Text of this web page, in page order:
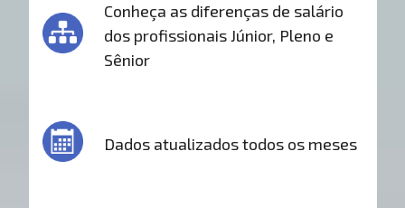
Conheça as diferenças de salário
dos profissionais Júnior, Pleno e
Sênior
Dados atualizados todos os meses